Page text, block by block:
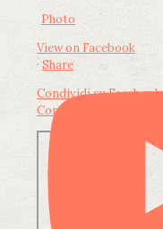
Photo
View on Facebook
· Share
Condividi su Facebook
Condividi su LinkedIn